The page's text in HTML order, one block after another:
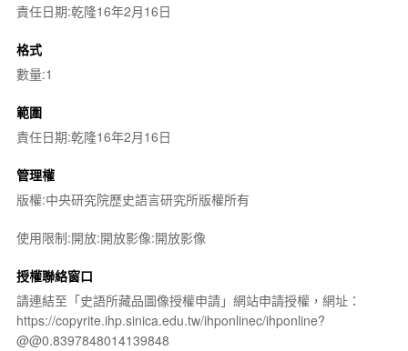
責任日期:乾隆16年2月16日
格式
數量:1
範圍
責任日期:乾隆16年2月16日
管理權
版權:中央研究院歷史語言研究所版權所有
使用限制:開放:開放影像:開放影像
授權聯絡窗口
請連結至「史語所藏品圖像授權申請」網站申請授權，網址：
https://copyrite.ihp.sinica.edu.tw/ihponlinec/ihponline?
@@0.8397848014139848